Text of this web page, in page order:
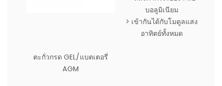
บอลูมิเนียม
> เข้ากันได้กับโมดูลแสง
อาทิตย์ทั้งหมด
ตะกั่วกรด GEL/แบตเตอรี่
AGM